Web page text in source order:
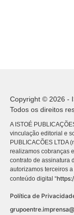
Copyright © 2026 -
Todos os direitos
A ISTOÉ
vinculação editorial e
PUBLICACÕES LTDA
realizamos cobranças
contrato de assinatura
autorizamos terceiros
conteúdo digital “
Política de